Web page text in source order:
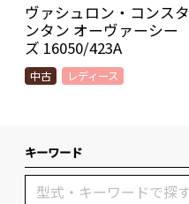
ヴァシュロン・コンスタ
ンタン オーヴァーシー
ズ 16050/423A
中古 レディース
キーワード